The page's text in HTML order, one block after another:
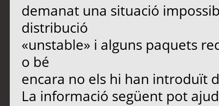
demanat una situació
distribució
«unstable» i alguns paquets
o bé
encara no els hi han introduït
La informació següent pot